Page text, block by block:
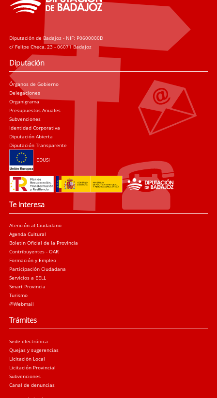
Diputación de Badajoz - NIF: P0600000D
c/ Felipe Checa, 23 - 06071 Badajoz
Diputación
Órganos de Gobierno
Delegaciones
Organigrama
Presupuestos Anuales
Subvenciones
Identidad Corporativa
Diputación Abierta
Diputación Transparente
EDUSI
Te interesa
Atención al Ciudadano
Agenda Cultural
Boletín Oficial de la Provincia
Contribuyentes - OAR
Formación y Empleo
Participación Ciudadana
Servicios a EELL
Smart Provincia
Turismo
@Webmail
Trámites
Sede electrónica
Quejas y sugerencias
Licitación Local
Licitación Provincial
Subvenciones
Canal de denuncias